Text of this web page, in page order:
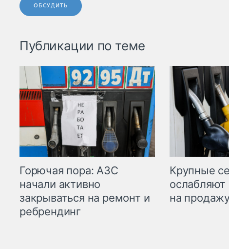
ОБСУДИТЬ
Публикации по теме
Горючая пора: АЗС
начали активно
закрываться на ремонт и
ребрендинг
Крупные
ослабляют
на